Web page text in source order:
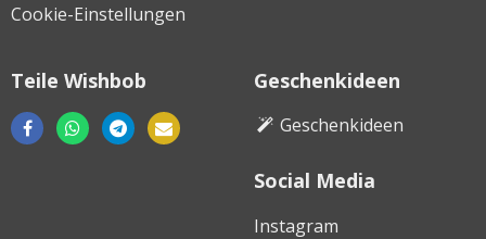
Cookie-Einstellungen
Teile Wishbob Geschenkideen
Geschenkideen
Social Media
Instagram